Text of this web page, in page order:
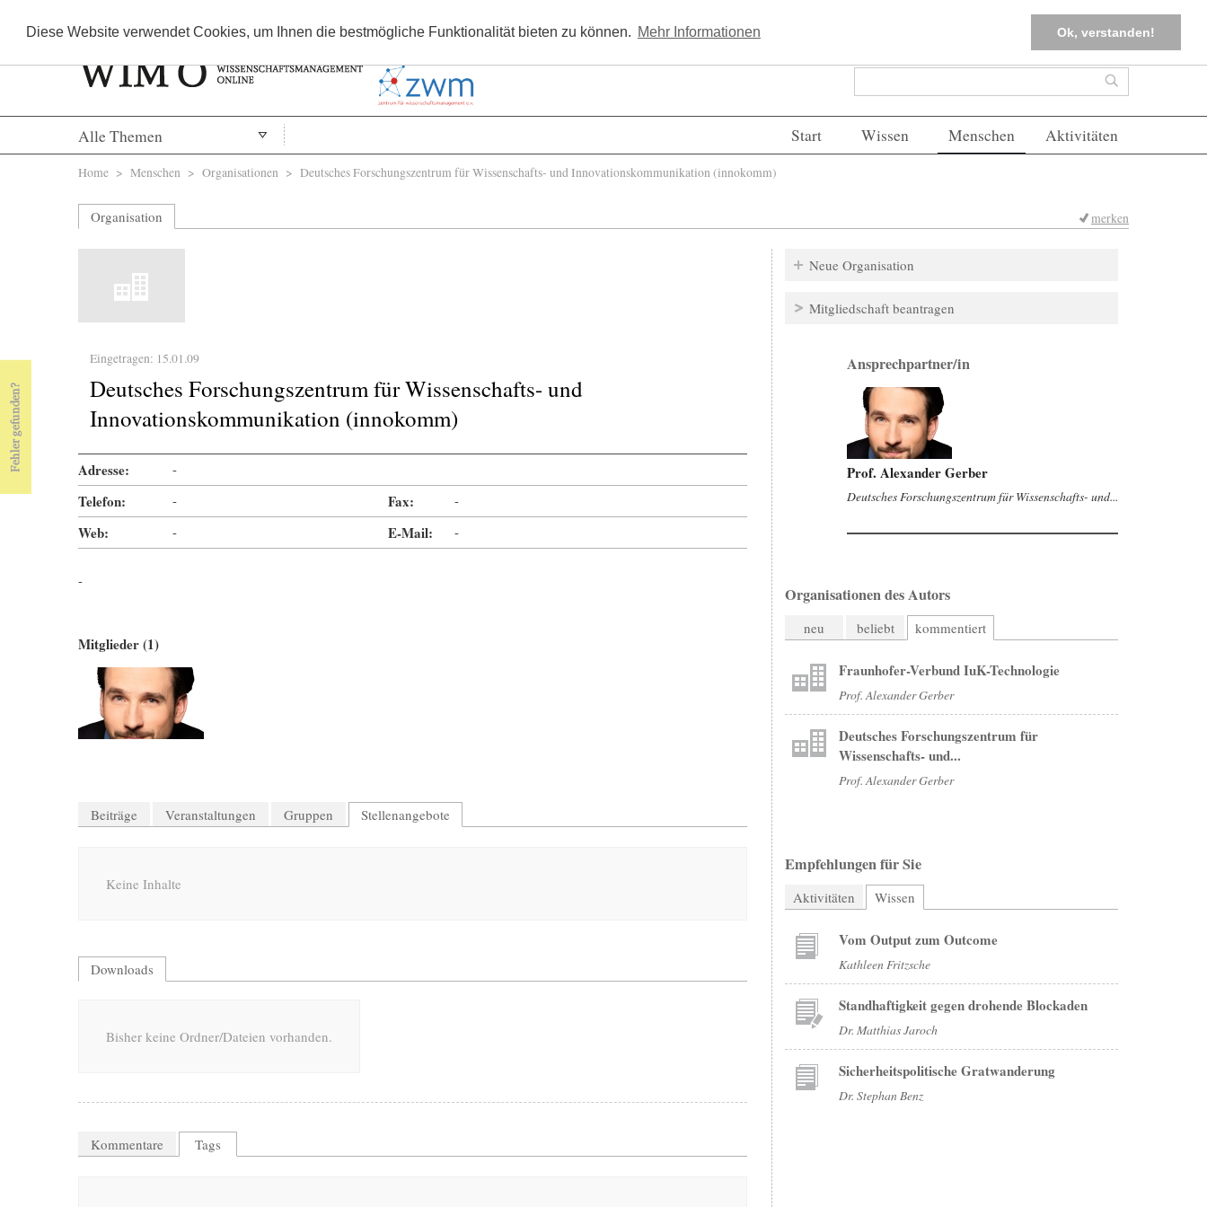
Diese Website verwendet Cookies, um Ihnen die bestmögliche Funktionalität bieten zu können. Mehr Informationen Ok, verstanden!
Kostenlos registrieren FAQs Einloggen
Suchformular Suche
Alle Themen Start Wissen Menschen Aktivitäten
Sie sind hier
Home > Menschen > Organisationen > Deutsches Forschungszentrum für Wissenschafts- und Innovationskommunikation (innokomm)
Organisation merken
Eingetragen: 15.01.09
Deutsches Forschungszentrum für Wissenschafts- und
Innovationskommunikation (innokomm)
Adresse: -
Telefon: - Fax: -
Web: - E-Mail: -
-
Mitglieder (1)
Beiträge Veranstaltungen Gruppen Stellenangebote
Keine Inhalte
Downloads
Bisher keine Ordner/Dateien vorhanden.
Kommentare Tags
Neue Organisation
Mitgliedschaft beantragen
Ansprechpartner/in
Prof. Alexander Gerber
Deutsches Forschungszentrum für Wissenschafts- und...
Organisationen des Autors
neu beliebt kommentiert
Fraunhofer-Verbund IuK-Technologie
Prof. Alexander Gerber
Deutsches Forschungszentrum für
Wissenschafts- und...
Prof. Alexander Gerber
Empfehlungen für Sie
Aktivitäten Wissen
Vom Output zum Outcome
Kathleen Fritzsche
Standhaftigkeit gegen drohende Blockaden
Dr. Matthias Jaroch
Sicherheitspolitische Gratwanderung
Dr. Stephan Benz